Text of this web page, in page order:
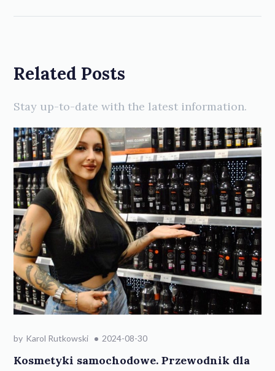
Related Posts
Stay up-to-date with the latest information.
by Karol Rutkowski 2024-08-30
Kosmetyki samochodowe. Przewodnik dla